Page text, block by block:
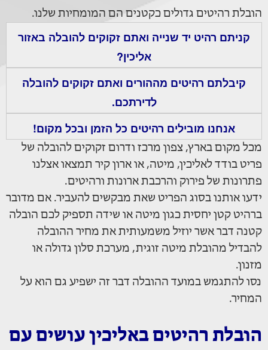
הובלת רהיטים גדולים כקטנים הם המומחיות שלנו.
קניתם רהיט יד שנייה ואתם זקוקים להובלה באזור
אליכין?
קיבלתם רהיטים מההורים ואתם זקוקים להובלה
לדירתכם.
אנחנו מובילים רהיטים כל הזמן ובכל מקום!
מכל מקום בארץ, צפון מרכז ודרום זקוקים להובלה של
פריט בודד לאליכין, מיטה, או ארון קיר תמצאו אצלנו
פתרונות של פירוק והרכבת ארונות ורהיטים.
ידעו אותנו בסוג הפריט שאת מבקשים להעביר. אם מדובר
ברהיט קטן יחסית כגון מיטה או שידה תספיק לכם הובלה
קטנה דבר אשר יוזיל משמעותית את מחיר ההובלה
להבדיל מהובלת מיטה זוגית, מערכת סלון גדולה או
מזנון.
נסו להתגמש במועד ההובלה דבר זה ישפיע גם הוא על
המחיר.
הובלת רהיטים באליכין עושים עם